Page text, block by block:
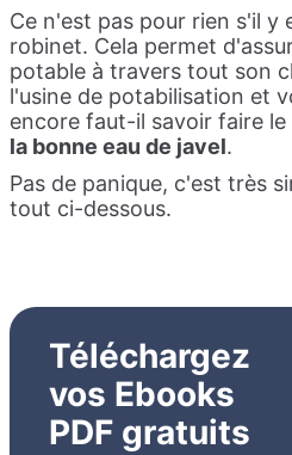
Ce n'est pas pour rien s'il y
robinet. Cela permet
potable à travers tout son
l'usine de potabilisation et
encore faut-il savoir faire le
la bonne eau de javel.
Pas de panique, c'est très
tout ci-dessous.
Téléchargez
vos Ebooks
PDF gratuits